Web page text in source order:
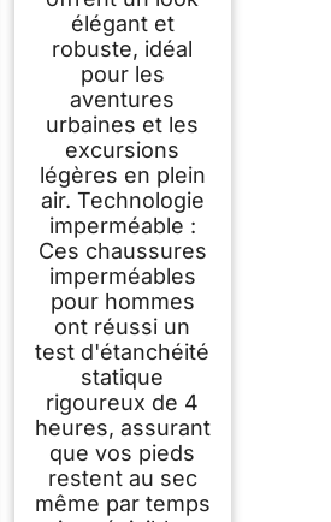
élégant et
robuste, idéal
pour les
aventures
urbaines et les
excursions
légères en plein
air. Technologie
imperméable :
Ces chaussures
imperméables
pour hommes
ont réussi un
test d'étanchéité
statique
rigoureux de 4
heures, assurant
que vos pieds
restent au sec
même par temps